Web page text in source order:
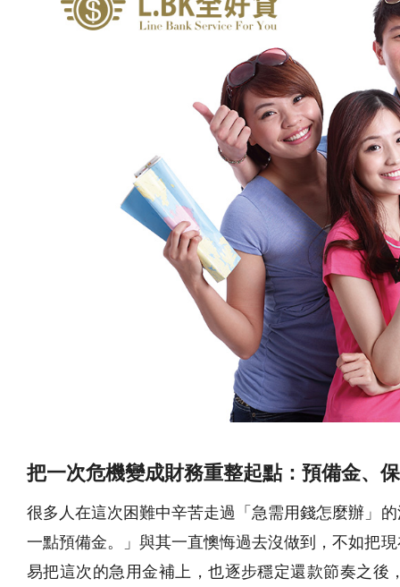
把一次危機變成財務重整起點：預備金、
很多人在這次困難中辛苦走過「急需用錢怎麼辦」
一點預備金。」與其一直懊悔過去沒做到，不如把
易把這次的急用金補上，也逐步穩定還款節奏之